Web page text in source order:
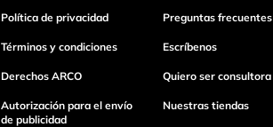
Política de privacidad
Términos y condiciones
Derechos ARCO
Autorización para el envío
de publicidad
Preguntas frecuentes
Escríbenos
Quiero ser consultora
Nuestras tiendas